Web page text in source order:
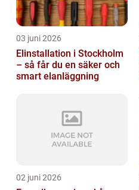
03 juni 2026
Elinstallation i Stockholm
– så får du en säker och
smart elanläggning
02 juni 2026